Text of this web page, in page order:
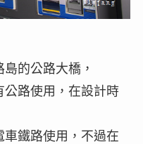
的公路大橋，
公路使用，在設計時
車鐵路使用，不過在